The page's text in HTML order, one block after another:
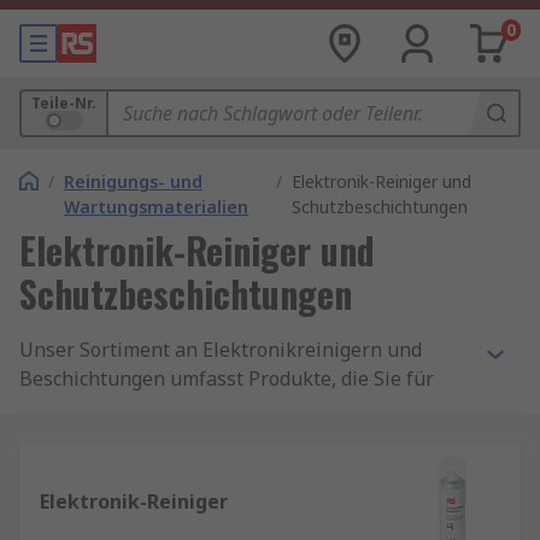
0
Teile-Nr.
/ Reinigungs- und
Wartungsmaterialien
/ Elektronik-Reiniger und
Schutzbeschichtungen
Elektronik-Reiniger und
Schutzbeschichtungen
Unser Sortiment an Elektronikreinigern und
Beschichtungen umfasst Produkte, die Sie für
Spezielle Elektronikreiniger und
Elektronik-Reiniger